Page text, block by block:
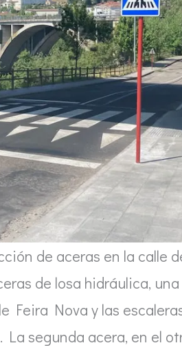
de aceras en la calle
de losa hidráulica, una
Feira Nova y las
segunda acera, en el